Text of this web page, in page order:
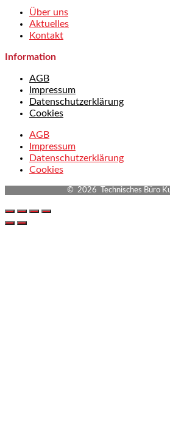
Über uns
Aktuelles
Kontakt
Information
AGB
Impressum
Datenschutzerklärung
Cookies
AGB
Impressum
Datenschutzerklärung
Cookies
© 2026 Technisches Büro